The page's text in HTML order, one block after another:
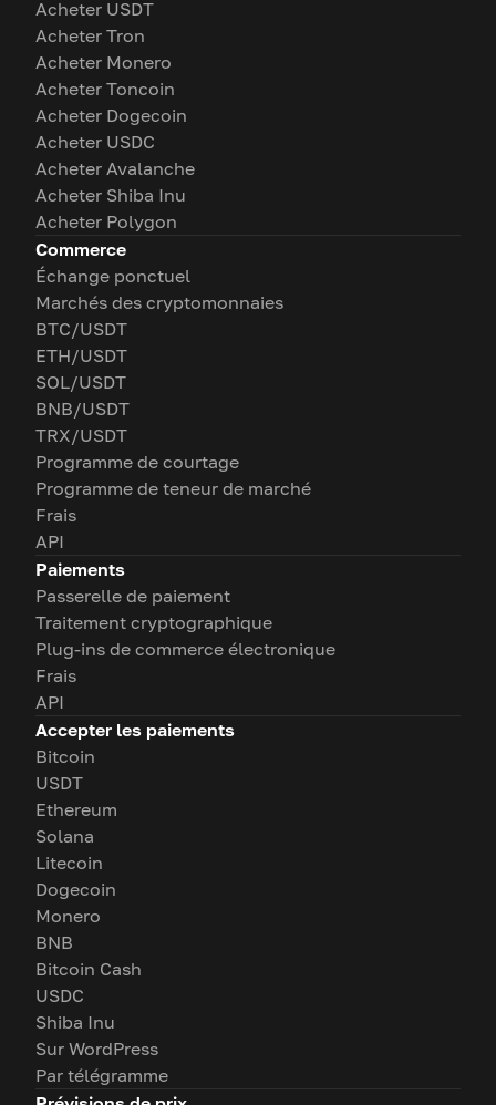
Acheter USDT
Acheter Tron
Acheter Monero
Acheter Toncoin
Acheter Dogecoin
Acheter USDC
Acheter Avalanche
Acheter Shiba Inu
Acheter Polygon
Commerce
Échange ponctuel
Marchés des cryptomonnaies
BTC/USDT
ETH/USDT
SOL/USDT
BNB/USDT
TRX/USDT
Programme de courtage
Programme de teneur de marché
Frais
API
Paiements
Passerelle de paiement
Traitement cryptographique
Plug-ins de commerce électronique
Frais
API
Accepter les paiements
Bitcoin
USDT
Ethereum
Solana
Litecoin
Dogecoin
Monero
BNB
Bitcoin Cash
USDC
Shiba Inu
Sur WordPress
Par télégramme